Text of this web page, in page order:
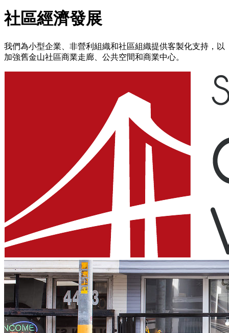
社區經濟發展
我們為小型企業、非營利組織和社區組織提供客製化支持，以
加強舊金山社區商業走廊、公共空間和商業中心。